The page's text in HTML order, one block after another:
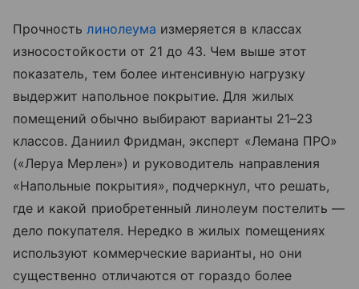
Прочностьлинолеума измеряется в классах
износостойкости от 21 до 43. Чем выше этот
показатель, тем более интенсивную нагрузку
выдержит напольное покрытие. Для жилых
помещений обычно выбирают варианты 21–23
классов. Даниил Фридман, эксперт «Лемана ПРО»
(«Леруа Мерлен») и руководитель направления
«Напольные покрытия», подчеркнул, что решать,
где и какой приобретенный линолеум постелить —
дело покупателя. Нередко в жилых помещениях
используют коммерческие варианты, но они
существенно отличаются от гораздо более